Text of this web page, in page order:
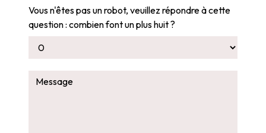
Vous n'êtes pas un robot, veuillez répondre à cette
question : combien font un plus huit ?